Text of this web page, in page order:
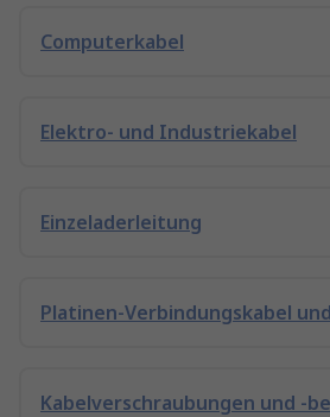
Computerkabel
Elektro- und Industriekabel
Einzeladerleitung
Platinen-Verbindungskabel
Kabelverschraubungen und -